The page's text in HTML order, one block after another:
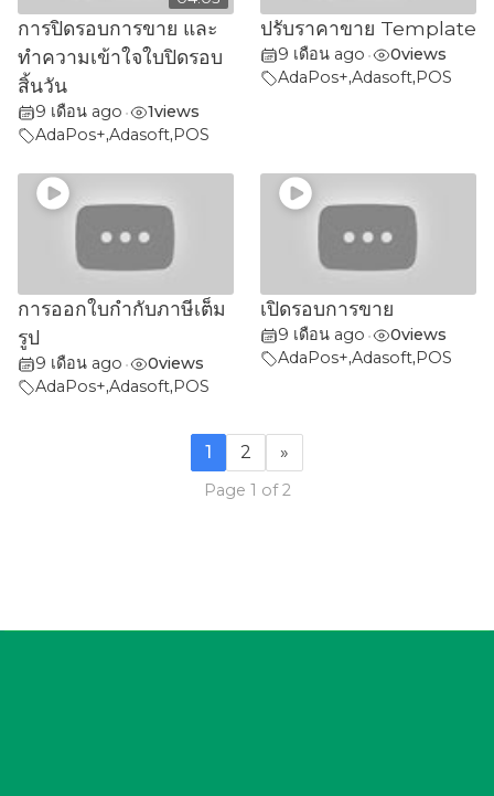
การปิดรอบการขาย และ
ทำความเข้าใจใบปิดรอบ
สิ้นวัน
9 เดือน ago • 1views
AdaPos+,Adasoft,POS
ปรับราคาขาย Template
9 เดือน ago • 0views
AdaPos+,Adasoft,POS
การออกใบกำกับภาษีเต็ม
รูป
9 เดือน ago • 0views
AdaPos+,Adasoft,POS
เปิดรอบการขาย
9 เดือน ago • 0views
AdaPos+,Adasoft,POS
1 2 »
Page 1 of 2